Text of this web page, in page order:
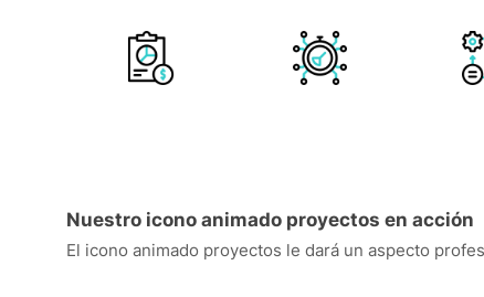
Nuestro icono animado proyectos en acción
El icono animado proyectos le dará un aspecto